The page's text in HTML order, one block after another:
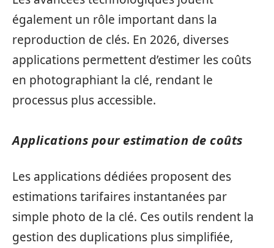
également un rôle important dans la
reproduction de clés. En 2026, diverses
applications permettent d’estimer les coûts
en photographiant la clé, rendant le
processus plus accessible.
Applications pour estimation de coûts
Les applications dédiées proposent des
estimations tarifaires instantanées par
simple photo de la clé. Ces outils rendent la
gestion des duplications plus simplifiée,